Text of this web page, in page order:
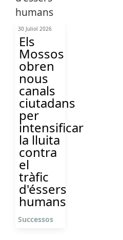
30 Juliol 2026
Els
Mossos
obren
nous
canals
ciutadans
per
intensificar
la lluita
contra
el
tràfic
d'éssers
humans
Successos